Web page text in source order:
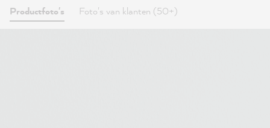
Productfoto's Foto's van klanten (50+)